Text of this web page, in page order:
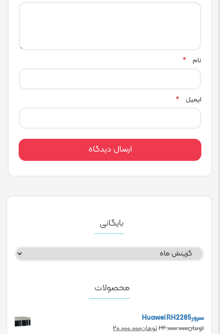
نام *
ایمیل *
بایگانی
بایگانی
محصولات
سرورHuawei RH2285
تومان۲۴.۰۰۰.۰۰۰Original
تومان۲۰.۰۰۰.۰۰۰Current